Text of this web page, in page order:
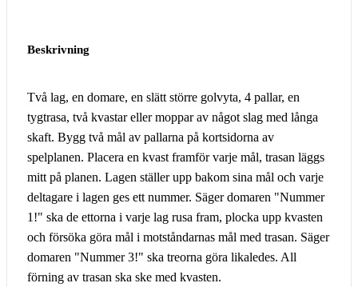
Beskrivning
Två lag, en domare, en slätt större golvyta, 4 pallar, en
tygtrasa, två kvastar eller moppar av något slag med långa
skaft. Bygg två mål av pallarna på kortsidorna av
spelplanen. Placera en kvast framför varje mål, trasan läggs
mitt på planen. Lagen ställer upp bakom sina mål och varje
deltagare i lagen ges ett nummer. Säger domaren "Nummer
1!" ska de ettorna i varje lag rusa fram, plocka upp kvasten
och försöka göra mål i motståndarnas mål med trasan. Säger
domaren "Nummer 3!" ska treorna göra likaledes. All
förning av trasan ska ske med kvasten.